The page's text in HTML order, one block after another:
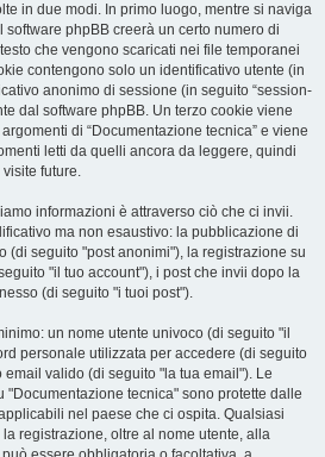
in due modi. In primo luogo, mentre si naviga
software phpBB creerà un certo numero di
che vengono scaricati nei file temporanei
contengono solo un identificativo utente (in
anonimo di sessione (in seguito “session-
dal software phpBB. Un terzo cookie viene
di “Documentazione tecnica” e viene
letti da quelli ancora da leggere, quindi
future.
informazioni è attraverso ciò che ci invii.
ma non esaustivo: la pubblicazione di
(di seguito "post anonimi"), la registrazione su
"il tuo account"), i post che invii dopo la
(di seguito "i tuoi post").
un nome utente univoco (di seguito "il
personale utilizzata per accedere (di seguito
valido (di seguito "la tua email"). Le
"Documentazione tecnica" sono protette dalle
nel paese che ci ospita. Qualsiasi
registrazione, oltre al nome utente, alla